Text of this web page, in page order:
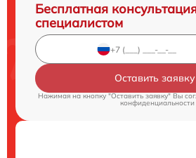
Бесплатная
специалистом
Оставить заявку
Нажимая на кнопку "Оставить заявку" Вы
конфиденциальности